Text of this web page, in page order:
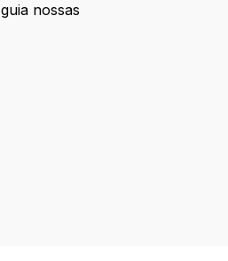
nossas